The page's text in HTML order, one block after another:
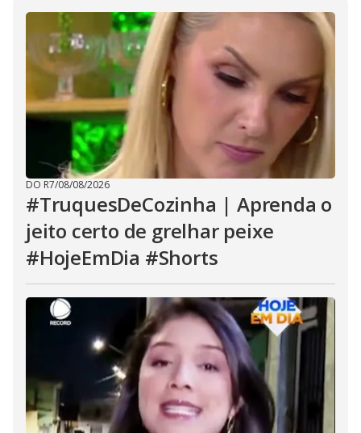
DO R7/08/08/2026
#TruquesDeCozinha | Aprenda o
jeito certo de grelhar peixe
#HojeEmDia #Shorts